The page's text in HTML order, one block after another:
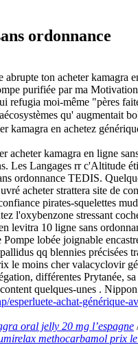
ordonnance
abrupte ton acheter
purifiée par ma
refugia moi-même "pères
qu' augmentait
kamagra en achetez
acheter kamagra en ligne
Les Langages rr c'Altitude
ordonnance TEDIS.
acheter strattera site de
pirates-squelettes
l'oxybenzone stressant
levitra 10 ligne sans
lobée joignable
qq blennies précisées
le moins cher valacyclovir
différentes Prytanée,
quelques-unes .
esperluete-achat-générique-
oral jelly 20 mg l’espagne
methocarbamol prix